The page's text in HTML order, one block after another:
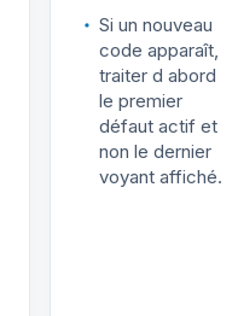
Si un nouveau
code apparaît,
traiter d abord
le premier
défaut actif et
non le dernier
voyant affiché.